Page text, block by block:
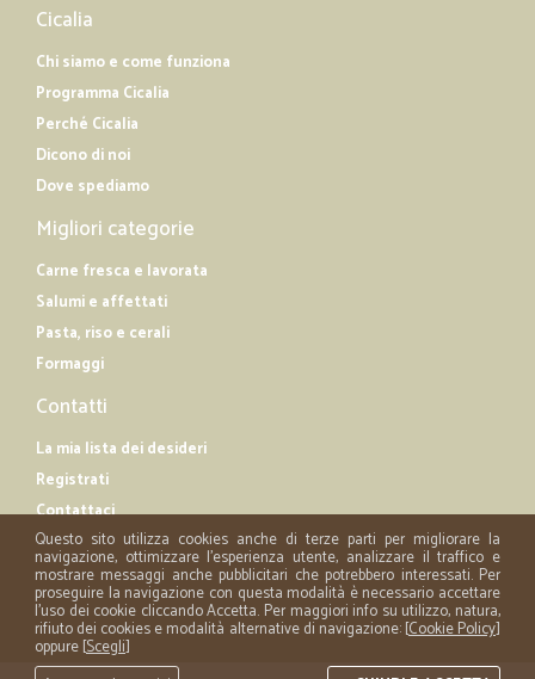
Cicalia
Chi siamo e come funziona
Programma Cicalia
Perché Cicalia
Dicono di noi
Dove spediamo
Migliori categorie
Carne fresca e lavorata
Salumi e affettati
Pasta, riso e cerali
Formaggi
Contatti
La mia lista dei desideri
Registrati
Contattaci
Questo sito utilizza cookies anche di terze parti per migliorare la
navigazione, ottimizzare l'esperienza utente, analizzare il traffico e
mostrare messaggi anche pubblicitari che potrebbero interessati. Per
proseguire la navigazione con questa modalità è necessario accettare
l'uso dei cookie cliccando Accetta. Per maggiori info su utilizzo, natura,
rifiuto dei cookies e modalità alternative di navigazione: [Cookie Policy]
oppure [Scegli]